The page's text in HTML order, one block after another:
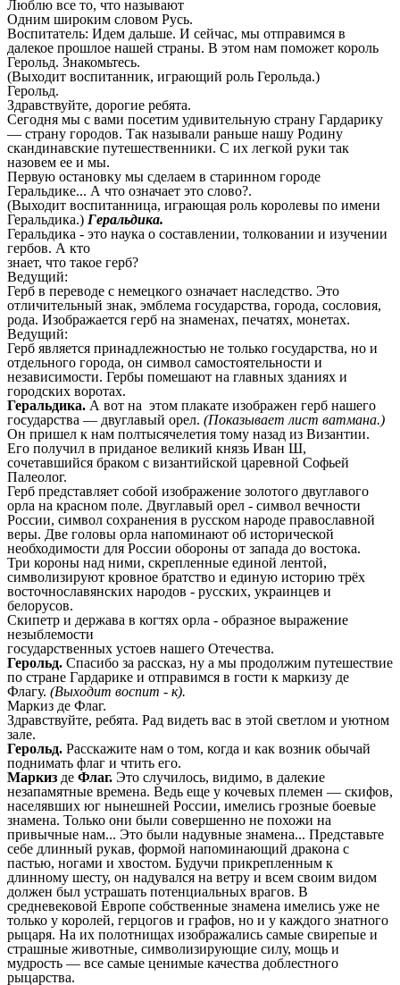
Люблю все то, что называют
Одним широким словом Русь.
Воспитатель: Идем дальше. И сейчас, мы отправимся в
далекое прошлое нашей страны. В этом нам поможет король
Герольд. Знакомьтесь.
(Выходит воспитанник, играющий роль Герольда.)
Герольд.
Здравствуйте, дорогие ребята.
Сегодня мы с вами посетим удивительную страну Гардарику
— страну городов. Так называли раньше нашу Родину
скандинавские путешественники. С их легкой руки так
назовем ее и мы.
Первую остановку мы сделаем в старинном городе
Геральдике... А что означает это слово?.
(Выходит воспитанница, играющая роль королевы по имени
Геральдика.) Геральдика.
Геральдика - это наука о составлении, толковании и изучении
гербов. А кто
знает, что такое герб?
Ведущий:
Герб в переводе с немецкого означает наследство. Это
отличительный знак, эмблема государства, города, сословия,
рода. Изображается герб на знаменах, печатях, монетах.
Ведущий:
Герб является принадлежностью не только государства, но и
отдельного города, он символ самостоятельности и
независимости. Гербы помешают на главных зданиях и
городских воротах.
Геральдика. А вот на этом плакате изображен герб нашего
государства — двуглавый орел. (Показывает лист ватмана.)
Он пришел к нам полтысячелетия тому назад из Византии.
Его получил в приданое великий князь Иван Ш,
сочетавшийся браком с византийской царевной Софьей
Палеолог.
Герб представляет собой изображение золотого двуглавого
орла на красном поле. Двуглавый орел - символ вечности
России, символ сохранения в русском народе православной
веры. Две головы орла напоминают об исторической
необходимости для России обороны от запада до востока.
Три короны над ними, скрепленные единой лентой,
символизируют кровное братство и единую историю трёх
восточнославянских народов - русских, украинцев и
белорусов.
Скипетр и держава в когтях орла - образное выражение
незыблемости
государственных устоев нашего Отечества.
Герольд. Спасибо за рассказ, ну а мы продолжим путешествие
по стране Гардарике и отправимся в гости к маркизу де
Флагу. (Выходит воспит - к).
Маркиз де Флаг.
Здравствуйте, ребята. Рад видеть вас в этой светлом и уютном
зале.
Герольд. Расскажите нам о том, когда и как возник обычай
поднимать флаг и чтить его.
Маркиз де Флаг. Это случилось, видимо, в далекие
незапамятные времена. Ведь еще у кочевых племен — скифов,
населявших юг нынешней России, имелись грозные боевые
знамена. Только они были совершенно не похожи на
привычные нам... Это были надувные знамена... Представьте
себе длинный рукав, формой напоминающий дракона с
пастью, ногами и хвостом. Будучи прикрепленным к
длинному шесту, он надувался на ветру и всем своим видом
должен был устрашать потенциальных врагов. В
средневековой Европе собственные знамена имелись уже не
только у королей, герцогов и графов, но и у каждого знатного
рыцаря. На их полотнищах изображались самые свирепые и
страшные животные, символизирующие силу, мощь и
мудрость — все самые ценимые качества доблестного
рыцарства.